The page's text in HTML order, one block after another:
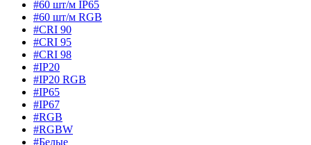
#60 шт/м IP65
#60 шт/м RGB
#CRI 90
#CRI 95
#CRI 98
#IP20
#IP20 RGB
#IP65
#IP67
#RGB
#RGBW
#Белые